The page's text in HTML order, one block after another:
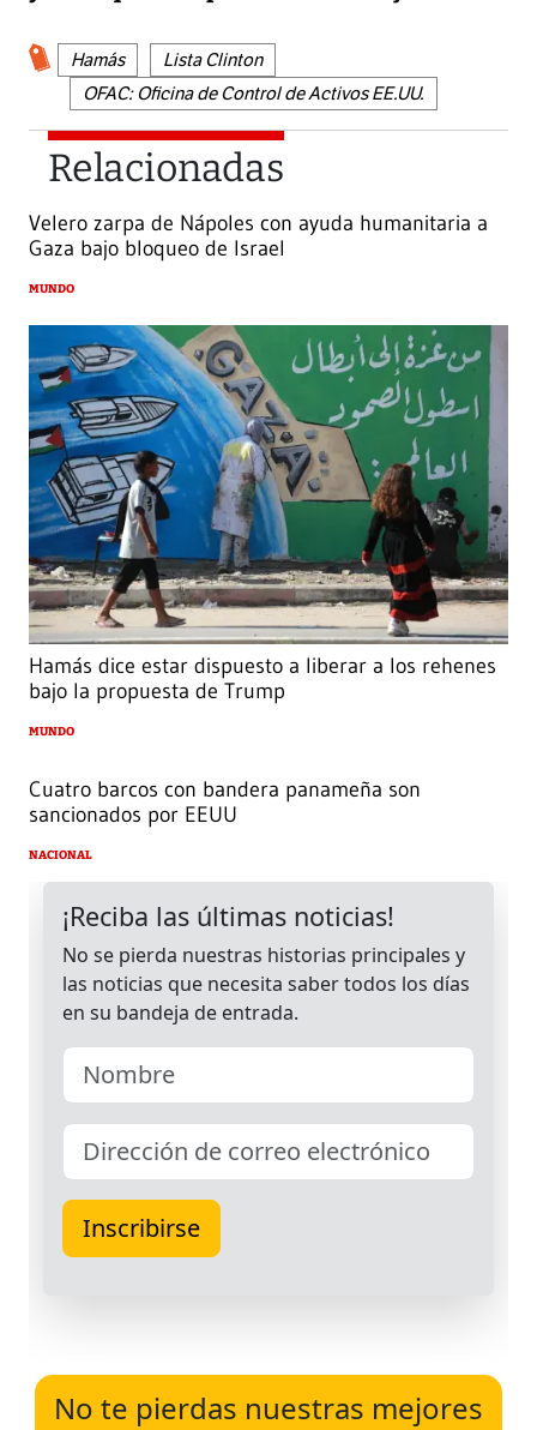
Hamás
Lista Clinton
OFAC: Oficina de Control de Activos EE.UU.
Relacionadas
Velero zarpa de Nápoles con ayuda humanitaria a
Gaza bajo bloqueo de Israel
MUNDO
Hamás dice estar dispuesto a liberar a los rehenes
bajo la propuesta de Trump
MUNDO
Cuatro barcos con bandera panameña son
sancionados por EEUU
NACIONAL
No te pierdas nuestras mejores